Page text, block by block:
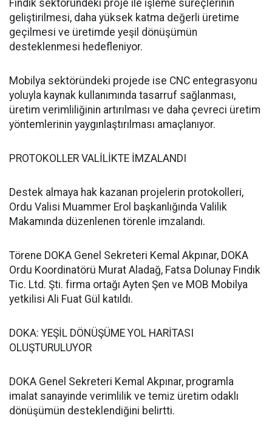
Fındık sektöründeki proje ile işleme süreçlerinin
geliştirilmesi, daha yüksek katma değerli üretime
geçilmesi ve üretimde yeşil dönüşümün
desteklenmesi hedefleniyor.
Mobilya sektöründeki projede ise CNC entegrasyonu
yoluyla kaynak kullanımında tasarruf sağlanması,
üretim verimliliğinin artırılması ve daha çevreci üretim
yöntemlerinin yaygınlaştırılması amaçlanıyor.
PROTOKOLLER VALİLİKTE İMZALANDI
Destek almaya hak kazanan projelerin protokolleri,
Ordu Valisi Muammer Erol başkanlığında Valilik
Makamında düzenlenen törenle imzalandı.
Törene DOKA Genel Sekreteri Kemal Akpınar, DOKA
Ordu Koordinatörü Murat Aladağ, Fatsa Dolunay Fındık
Tic. Ltd. Şti. firma ortağı Ayten Şen ve MOB Mobilya
yetkilisi Ali Fuat Gül katıldı.
DOKA: YEŞİL DÖNÜŞÜME YOL HARİTASI
OLUŞTURULUYOR
DOKA Genel Sekreteri Kemal Akpınar, programla
imalat sanayinde verimlilik ve temiz üretim odaklı
dönüşümün desteklendiğini belirtti.